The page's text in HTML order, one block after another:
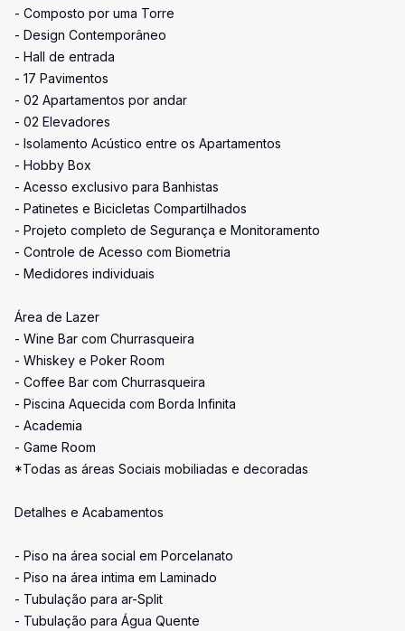
- Composto por uma Torre
- Design Contemporâneo
- Hall de entrada
- 17 Pavimentos
- 02 Apartamentos por andar
- 02 Elevadores
- Isolamento Acústico entre os Apartamentos
- Hobby Box
- Acesso exclusivo para Banhistas
- Patinetes e Bicicletas Compartilhados
- Projeto completo de Segurança e Monitoramento
- Controle de Acesso com Biometria
- Medidores individuais
Área de Lazer
- Wine Bar com Churrasqueira
- Whiskey e Poker Room
- Coffee Bar com Churrasqueira
- Piscina Aquecida com Borda Infinita
- Academia
- Game Room
*Todas as áreas Sociais mobiliadas e decoradas
Detalhes e Acabamentos
- Piso na área social em Porcelanato
- Piso na área intima em Laminado
- Tubulação para ar-Split
- Tubulação para Água Quente